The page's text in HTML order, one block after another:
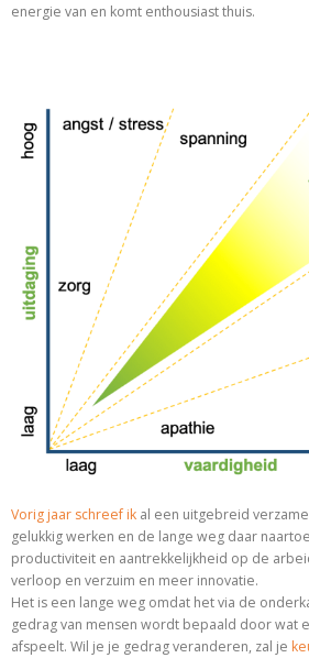
energie van en komt enthousiast thuis.
Vorig jaar schreef ik al een uitgebreid
gelukkig werken en de lange weg daar
productiviteit en aantrekkelijkheid op de
verloop en verzuim en meer innovatie.
Het is een lange weg omdat het via de
gedrag van mensen wordt bepaald door wat
afspeelt. Wil je je gedrag veranderen, zal je